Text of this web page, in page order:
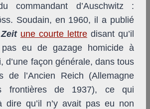
commandant d’Auschwitz :
Soudain, en 1960, il a publié
une courte lettre disant qu’il
pas eu de gazage homicide à
d’une façon générale, dans tous
de l’Ancien Reich (Allemagne
frontières de 1937), ce qui
dire qu’il n’y avait pas eu non